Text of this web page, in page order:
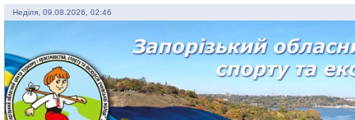
Неділя, 09.08.2026, 02:46